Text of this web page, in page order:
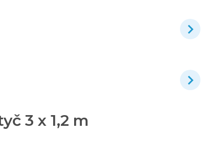
3 x 1,2 m